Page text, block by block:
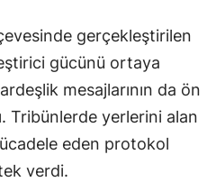
gerçekleştirilen
gücünü ortaya
mesajlarının da ön
Tribünlerde yerlerini alan
eden protokol
verdi.